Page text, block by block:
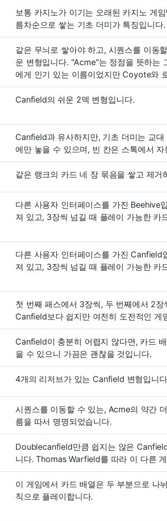
보통 카지노가 이기는 오래된 카지노 게
름차순으로 쌓는 기초 더미가 특징입니다.
같은 무늬로 쌓아야 하고, 시퀀스를 이동
운 변형입니다. "Acme"는 정점을 뜻하는
에게 인기 있는 이름이었지만 Coyote와
Canfield의 쉬운 2덱 변형입니다.
Canfield과 유사하지만, 기초 더미는 교
에만 놓을 수 있으며, 빈 칸은 스톡에서
같은 랭크의 카드 네 장 묶음을 쌓고 제
다른 사용자 인터페이스를 가진 Beehive
져 있고, 3장씩 넘길 때 플레이 가능한 카
다른 사용자 인터페이스를 가진 Canfield
져 있고, 3장씩 넘길 때 플레이 가능한 카
첫 번째 패스에서 3장씩, 두 번째에서 2
Canfield보다 쉽지만 여전히 도전적인 게
Canfield이 충분히 어렵지 않다면, 카드
을 수 있으니 가끔은 괜찮을 것입니다.
4개의 리저브가 있는 Canfield 변형입니
시퀀스를 이동할 수 있는, Acme의 약간
름을 따서 명명되었습니다.
Doublecanfield만큼 쉽지는 않은
니다. Thomas Warfield를 따라 이 다른
이 게임에서 카드 배열은 두 부분으로
칙으로 플레이합니다.